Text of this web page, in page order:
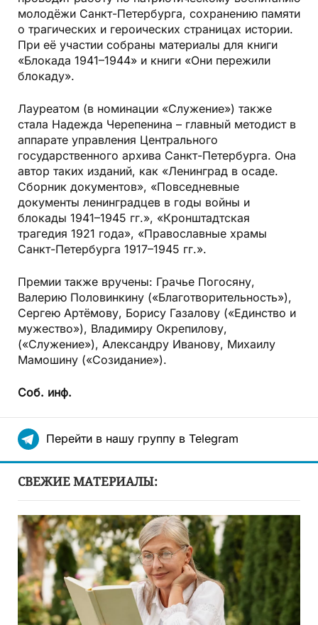
молодёжи Санкт-Петербурга, сохранению памяти
о трагических и героических страницах истории.
При её участии собраны материалы для книги
«Блокада 1941–1944» и книги «Они пережили
блокаду».
Лауреатом (в номинации «Служение») также
стала Надежда Черепенина – главный методист в
аппарате управления Центрального
государственного архива Санкт-Петербурга. Она
автор таких изданий, как «Ленинград в осаде.
Сборник документов», «Повседневные
документы ленинградцев в годы войны и
блокады 1941–1945 гг.», «Кронштадтская
трагедия 1921 года», «Православные храмы
Санкт-Петербурга 1917–1945 гг.».
Премии также вручены: Грачье Погосяну,
Валерию Половинкину («Благотворительность»),
Сергею Артёмову, Борису Газалову («Единство и
мужество»), Владимиру Окрепилову,
(«Служение»), Александру Иванову, Михаилу
Мамошину («Созидание»).
Соб. инф.
Перейти в нашу группу в Telegram
СВЕЖИЕ МАТЕРИАЛЫ: